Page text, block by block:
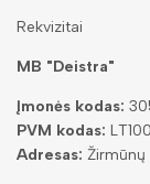
Rekvizitai
MB "Deistra"
Įmonės kodas:
PVM kodas:
Adresas: Žirmūnų